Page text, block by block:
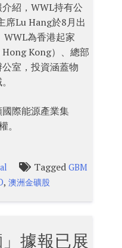
紹，WWL持有公
席Lu Hang於8月出
WWL為香港起家
Kong）、總部
室，投資涵蓋物
際能源產業集
。
Tagged GBM
, 澳洲金礦股
」據報已展